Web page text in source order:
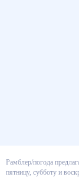
Рамблер/погода
именно на пятницу,